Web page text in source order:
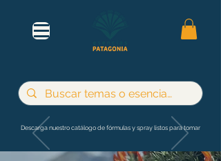
Descarga nuestro catálogo de fórmulas y spray listos para tomar